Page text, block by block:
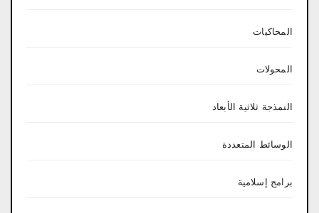
المحاكيات
المحولات
النمذجة ثلاثية الأبعاد
الوسائط المتعددة
برامج إسلامية